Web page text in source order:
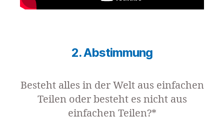
2. Abstimmung
Besteht alles in der Welt aus einfachen
Teilen oder besteht es nicht aus
einfachen Teilen?*